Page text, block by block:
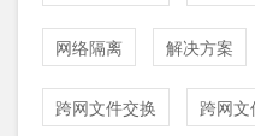
网络隔离 解决方案
跨网文件交换 跨网